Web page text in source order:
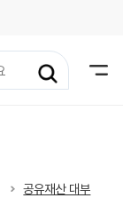
공유재산 대부